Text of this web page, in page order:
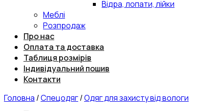
Відра, лопати, лійки
Меблі
Розпродаж
Про нас
Оплата та доставка
Таблиця розмірів
Індивідуальний пошив
Контакти
Головна /Спецодяг/Одяг для захисту від вологи